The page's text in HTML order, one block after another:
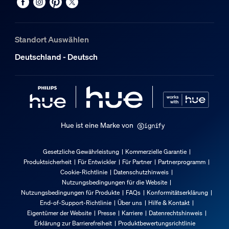
8719514419391
Nettogewicht
0,31 kg
Höhe
209 mm
Länge
Material-Nummer (12NC)
929003151501
Informationen zur Verpackung
Standort Auswählen
Deutschland - Deutsch
Hue ist eine Marke von
Gesetzliche Gewährleistung
Kommerzielle Garantie
Produktsicherheit
Für Entwickler Für Partner
Partnerprogramm
Cookie-Richtlinie
Datenschutzhinweis
Nutzungsbedingungen für die Website
Nutzungsbedingungen für Produkte
FAQs
Konformitätserklärung
End-of-Support-Richtlinie
Über uns
Hilfe & Kontakt
Eigentümer der Website
Presse Karriere
Datenrechtshinweis
Erklärung zur Barrierefreiheit
Produktbewertungsrichtlinie